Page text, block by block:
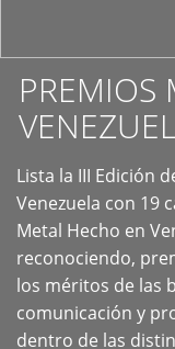
PREMIOS
Lista la III Edición
Venezuela con 19
Metal Hecho en
reconociendo,
los méritos de las
comunicación y
dentro de las